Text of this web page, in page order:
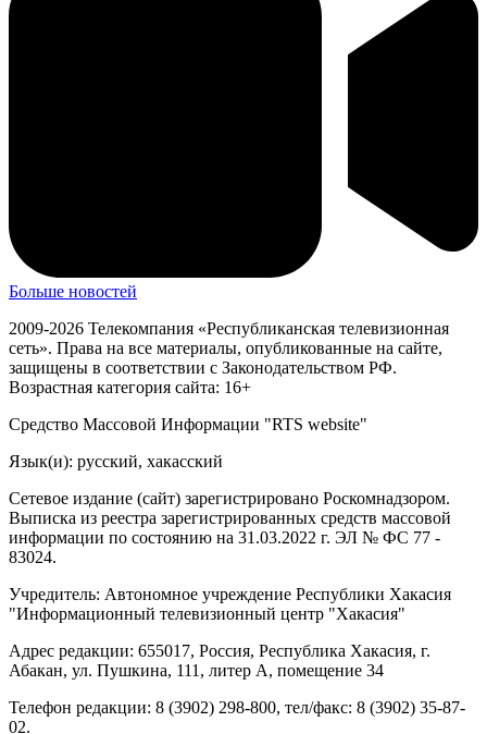
Больше новостей
2009-2026 Телекомпания «Республиканская телевизионная
сеть». Права на все материалы, опубликованные на сайте,
защищены в соответствии с Законодательством РФ.
Возрастная категория сайта: 16+
Средство Массовой Информации "RTS website"
Язык(и): русский, хакасский
Сетевое издание (сайт) зарегистрировано Роскомнадзором.
Выписка из реестра зарегистрированных средств массовой
информации по состоянию на 31.03.2022 г. ЭЛ № ФС 77 -
83024.
Учредитель: Автономное учреждение Республики Хакасия
"Информационный телевизионный центр "Хакасия"
Адрес редакции: 655017, Россия, Республика Хакасия, г.
Абакан, ул. Пушкина, 111, литер А, помещение 34
Телефон редакции: 8 (3902) 298-800, тел/факс: 8 (3902) 35-87-
02.